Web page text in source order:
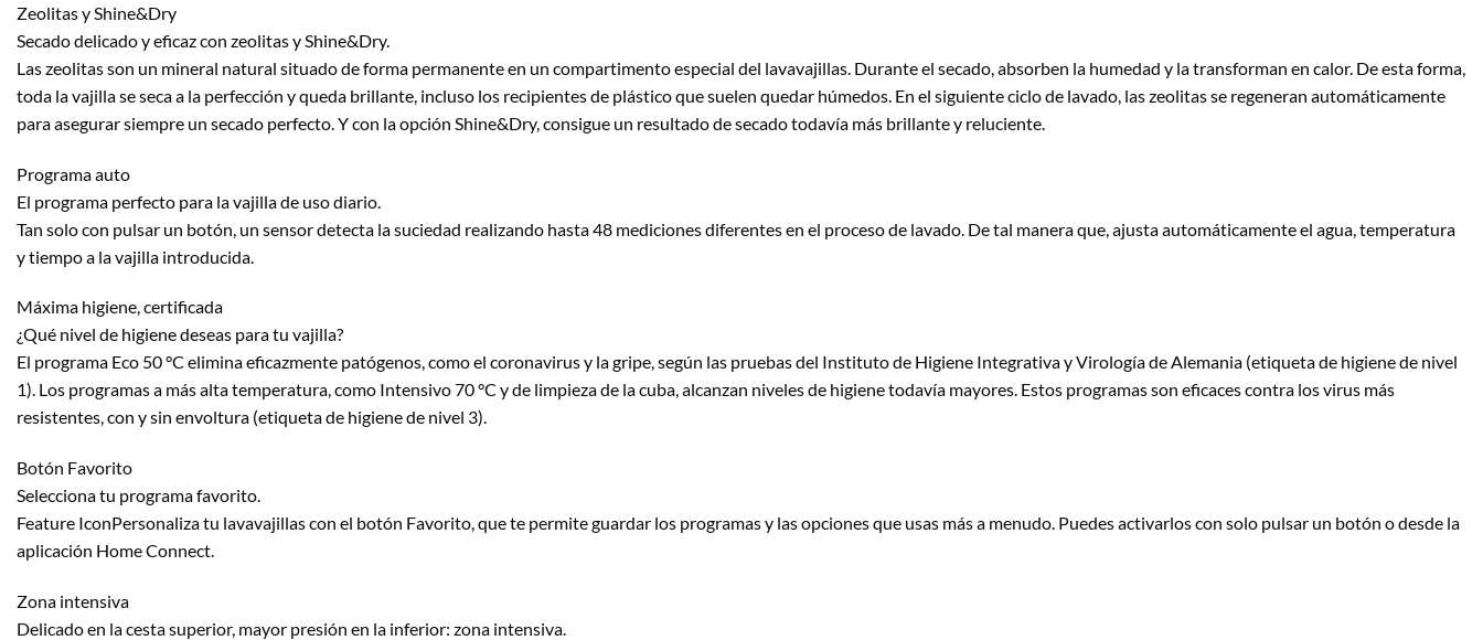
Zeolitas y Shine&Dry
Secado delicado y eficaz con zeolitas y Shine&Dry.
Las zeolitas son un mineral natural situado de forma permanente en un compartimento especial del lavavajillas. Durante el secado, absorben la humedad y la transforman en calor. De esta forma,
toda la vajilla se seca a la perfección y queda brillante, incluso los recipientes de plástico que suelen quedar húmedos. En el siguiente ciclo de lavado, las zeolitas se regeneran automáticamente
para asegurar siempre un secado perfecto. Y con la opción Shine&Dry, consigue un resultado de secado todavía más brillante y reluciente.
Programa auto
El programa perfecto para la vajilla de uso diario.
Tan solo con pulsar un botón, un sensor detecta la suciedad realizando hasta 48 mediciones diferentes en el proceso de lavado. De tal manera que, ajusta automáticamente el agua, temperatura
y tiempo a la vajilla introducida.
Máxima higiene, certificada
¿Qué nivel de higiene deseas para tu vajilla?
El programa Eco 50 °C elimina eficazmente patógenos, como el coronavirus y la gripe, según las pruebas del Instituto de Higiene Integrativa y Virología de Alemania (etiqueta de higiene de nivel
1). Los programas a más alta temperatura, como Intensivo 70 °C y de limpieza de la cuba, alcanzan niveles de higiene todavía mayores. Estos programas son eficaces contra los virus más
resistentes, con y sin envoltura (etiqueta de higiene de nivel 3).
Botón Favorito
Selecciona tu programa favorito.
Feature IconPersonaliza tu lavavajillas con el botón Favorito, que te permite guardar los programas y las opciones que usas más a menudo. Puedes activarlos con solo pulsar un botón o desde la
aplicación Home Connect.
Zona intensiva
Delicado en la cesta superior, mayor presión en la inferior: zona intensiva.